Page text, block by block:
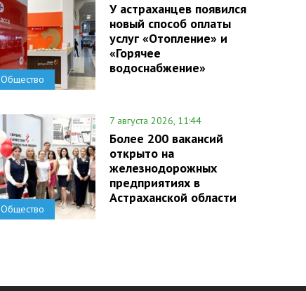
Общество
У астраханцев появился
новый способ оплаты
услуг «Отопление» и
«Горячее
водоснабжение»
Общество
7 августа 2026, 11:44
Более 200 вакансий
открыто на
железнодорожных
предприятиях в
Астраханской области